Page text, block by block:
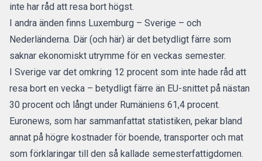
inte har råd att resa bort högst.
I andra änden finns Luxemburg – Sverige – och
Nederländerna. Där (och här) är det betydligt färre som
saknar ekonomiskt utrymme för en veckas semester.
I Sverige var det omkring 12 procent som inte hade råd att
resa bort en vecka – betydligt färre än EU-snittet på nästan
30 procent och långt under Rumäniens 61,4 procent.
Euronews, som har sammanfattat statistiken, pekar bland
annat på högre kostnader för boende, transporter och mat
som förklaringar till den så kallade semesterfattigdomen.